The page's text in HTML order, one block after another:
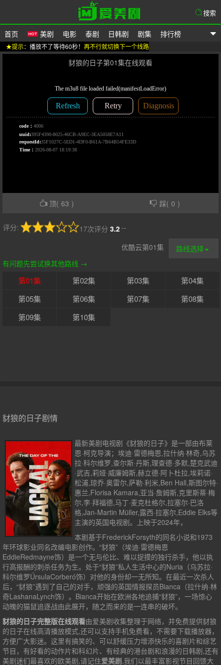
爱美剧
首页 美剧 电影 泰剧 日韩剧 剧集 排行榜
搜索
★提示：播放不了等待60秒！ 再不行就切换下一个线路
豺狼的日子第01集在线观看
顶( 63 ) 踩( 0 )
评分: 3.2
17次评分 --
路线选择
优酷云第01集
有问题先尝试换其他路线 →
第01集 第02集 第03集
第04集
第05集
第06集 第07集
第08集
第09集
第10集
豺狼的日子剧情
最新美剧电视剧《豺狼的日子》是一部由布莱
恩·柯克导演；埃迪·雷德梅恩,拉什纳·林奇,乌苏
拉·科尔维罗,查尔斯·丹斯,理查德·多默,楚克武迪
·武吉,莉娅·威廉姆斯,赫立德·阿卜杜拉,埃莉诺·
松浦,琼乔·奥雷尔,萨勒·利米,Ben Hall,斯图尔特·
惠兰,Florisa Kamara,亚当·詹姆斯,克里斯蒂·梅
尔,李·拜福德,马丁·麦克杜格尔,拉塞尔·巴洛
格,Jan-Martin Müller,露西·拉塞尔,Eddie Elks等
主演的英国电视剧。上映于2024年，
本剧基于FrederickForsyth的同名小说和1973
年环球影业同名改编电影创作。“豺狼”（埃迪·雷德梅恩
EddieRedmayne饰）是一个无与伦比、难以捉摸的独行杀手，他以执
行高报酬的刺杀任务为生。处于“豺狼”私人生活中心的Nuria（乌苏拉·
科尔维罗ÚrsulaCorberó饰）对他的身份却一无所知。在最近一次杀人
后，“豺狼”遇到了自己的对手，顽强的英国情报探员Bianca（拉什纳·林
奇LashanaLynch饰）。Bianca开始在欧洲各地追捕“豺狼”，一场惊心
动魄的猫鼠追逐战由此展开，随之而来的是一连串的破坏。
豺狼的日子完整版在线观看由爱美剧收集整理于网络，并免费提供豺狼
的日子在线高清播放模式,还可以支持手机免费看，不需要下载播放器，
方便广大影迷。这里有搞笑的、可以舒缓压力增添快乐的喜剧片和综艺
节目，有好看的动作片和科幻片、有经典的港台剧和浪漫的日韩剧,还有
美剧迷们最喜欢的欧美剧,请记住爱美剧,我们以最丰富影视节目回馈大